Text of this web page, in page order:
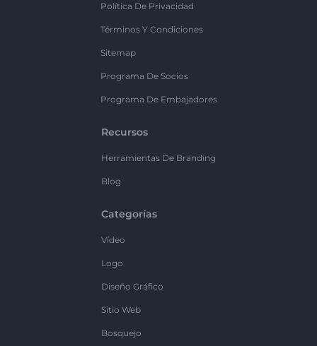
Política De Privacidad
Términos Y Condiciones
Sitemap
Programa De Socios
Programa De Embajadores
Recursos
Herramientas De Branding
Blog
Categorías
Vídeo
Logo
Diseño Gráfico
Sitio Web
Bosquejo